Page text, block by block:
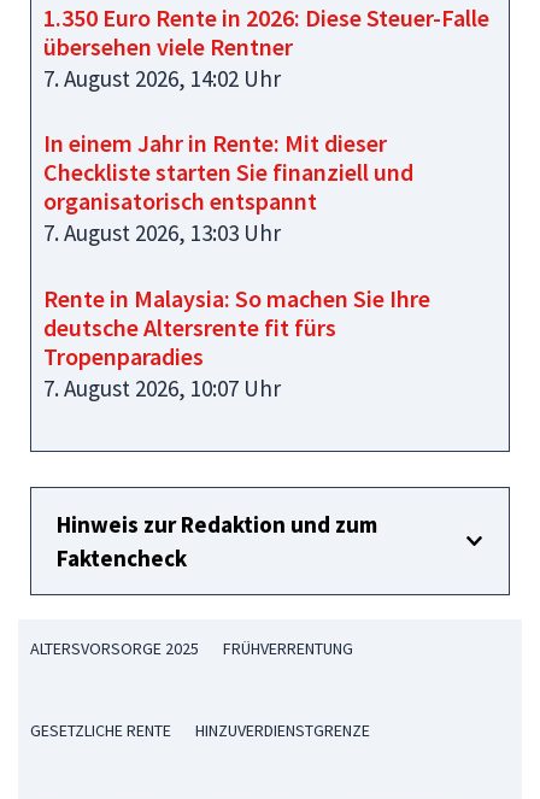
1.350 Euro Rente in 2026: Diese Steuer-Falle
übersehen viele Rentner
7. August 2026, 14:02 Uhr
In einem Jahr in Rente: Mit dieser
Checkliste starten Sie finanziell und
organisatorisch entspannt
7. August 2026, 13:03 Uhr
Rente in Malaysia: So machen Sie Ihre
deutsche Altersrente fit fürs
Tropenparadies
7. August 2026, 10:07 Uhr
Hinweis zur Redaktion und zum
Faktencheck
ALTERSVORSORGE 2025 FRÜHVERRENTUNG
GESETZLICHE RENTE HINZUVERDIENSTGRENZE